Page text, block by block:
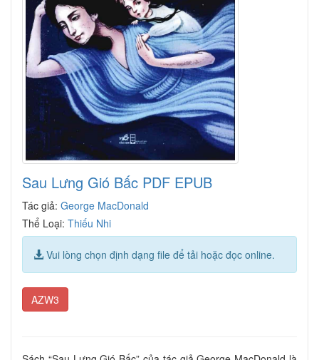
Sau Lưng Gió Bấc PDF EPUB
Tác giả: George MacDonald
Thể Loại: Thiếu Nhi
Vui lòng chọn định dạng file để tải hoặc đọc online.
AZW3